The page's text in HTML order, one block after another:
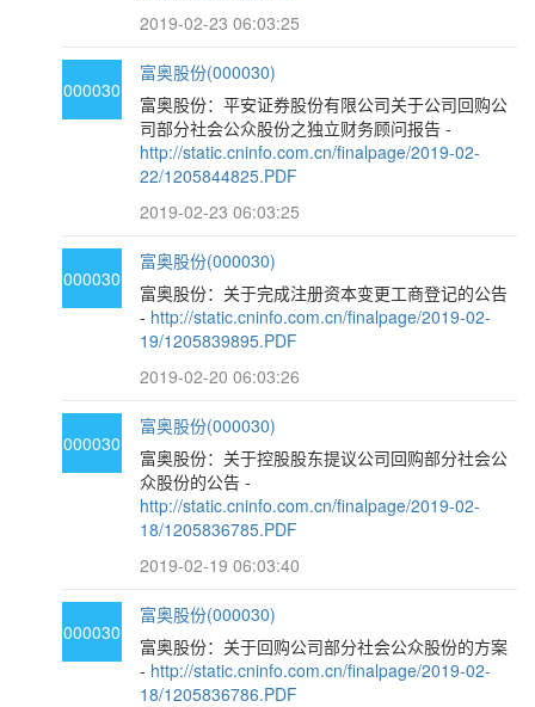
2019-02-23 06:03:25
000030
富奥股份(000030)
富奥股份：平安证券股份有限公司关于公司回购公
司部分社会公众股份之独立财务顾问报告 -
http://static.cninfo.com.cn/finalpage/2019-02-
22/1205844825.PDF
2019-02-23 06:03:25
000030
富奥股份(000030)
富奥股份：关于完成注册资本变更工商登记的公告
- http://static.cninfo.com.cn/finalpage/2019-02-
19/1205839895.PDF
2019-02-20 06:03:26
000030
富奥股份(000030)
富奥股份：关于控股股东提议公司回购部分社会公
众股份的公告 -
http://static.cninfo.com.cn/finalpage/2019-02-
18/1205836785.PDF
2019-02-19 06:03:40
000030
富奥股份(000030)
富奥股份：关于回购公司部分社会公众股份的方案
- http://static.cninfo.com.cn/finalpage/2019-02-
18/1205836786.PDF